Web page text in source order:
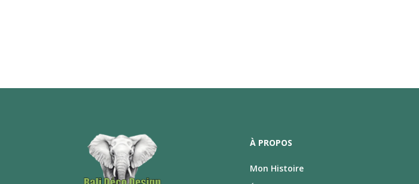
À PROPOS
Mon Histoire